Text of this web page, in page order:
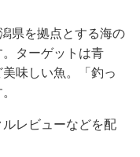
県を拠点とする海の
ターゲットは青
味しい魚。「釣っ
レビューなどを配